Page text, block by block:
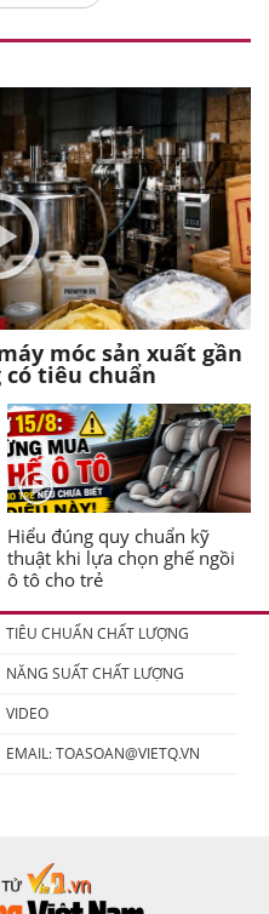
móc sản xuất gần
có tiêu chuẩn
Hiểu đúng quy chuẩn kỹ
thuật khi lựa chọn ghế ngồi
ô tô cho trẻ
TIÊU CHUẨN CHẤT LƯỢNG
NĂNG SUẤT CHẤT LƯỢNG
VIDEO
EMAIL:TOASOAN@VIETQ.VN